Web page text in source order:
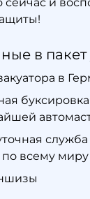
в пакет
в
всему миру